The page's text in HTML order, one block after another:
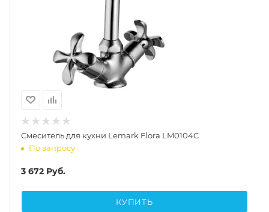
Смеситель для кухни Lemark Flora LM0104C
По запросу
3 672 Руб.
КУПИТЬ